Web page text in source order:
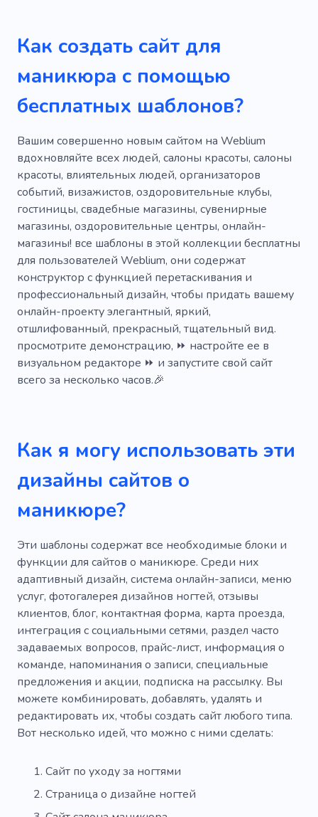
Помада
Эпиляция бровей воском
Наращивание ресниц
Наполнители
Волосы
Микроблейдинг
Косметолог
Салон
Ногти Массаж
Терапия
Парикмахер
Прикрытие татуировки
Татуаж бровей
Маска для лица
Свечение
Наращивание волос
Существенный
Благодать
Релакс Спа
Сидел
Гель лак
Уход за волосами
Плетение волос
Контурная пластика
Кондиционер
Резка Лупа
Крем
Розовый
Ретушировать
Искусственный интеллект
Коробка для косметики
Цвет
Живопись
Очистка
Бежевый
Красный
Стрижка
Парикмахерская
Стилист
Основные моменты
Детская парикмахерская
Восстановление волос
Женская стрижка
Мужская стрижка
Сияющая кожа
Полировка
Шампуни
Лекарство
Личный
Аптекарь
Тело
Как создать сайт для
маникюра с помощью
бесплатных шаблонов?
Вашим совершенно новым сайтом на Weblium
вдохновляйте всех людей, салоны красоты, салоны
красоты, влиятельных людей, организаторов
событий, визажистов, оздоровительные клубы,
гостиницы, свадебные магазины, сувенирные
магазины, оздоровительные центры, онлайн-
магазины! все шаблоны в этой коллекции бесплатны
для пользователей Weblium, они содержат
конструктор с функцией перетаскивания и
профессиональный дизайн, чтобы придать вашему
онлайн-проекту элегантный, яркий,
отшлифованный, прекрасный, тщательный вид.
просмотрите демонстрацию, ⏩ настройте ее в
визуальном редакторе ⏩ и запустите свой сайт
всего за несколько часов.🎉
Как я могу использовать эти
дизайны сайтов о
маникюре?
Эти шаблоны содержат все необходимые блоки и
функции для сайтов о маникюре. Среди них
адаптивный дизайн, система онлайн-записи, меню
услуг, фотогалерея дизайнов ногтей, отзывы
клиентов, блог, контактная форма, карта проезда,
интеграция с социальными сетями, раздел часто
задаваемых вопросов, прайс-лист, информация о
команде, напоминания о записи, специальные
предложения и акции, подписка на рассылку. Вы
можете комбинировать, добавлять, удалять и
редактировать их, чтобы создать сайт любого типа.
Вот несколько идей, что можно с ними сделать:
Сайт по уходу за ногтями
Страница о дизайне ногтей